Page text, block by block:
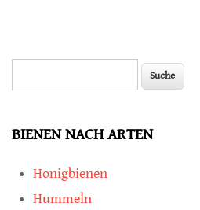
BIENEN NACH ARTEN
Honigbienen
Hummeln